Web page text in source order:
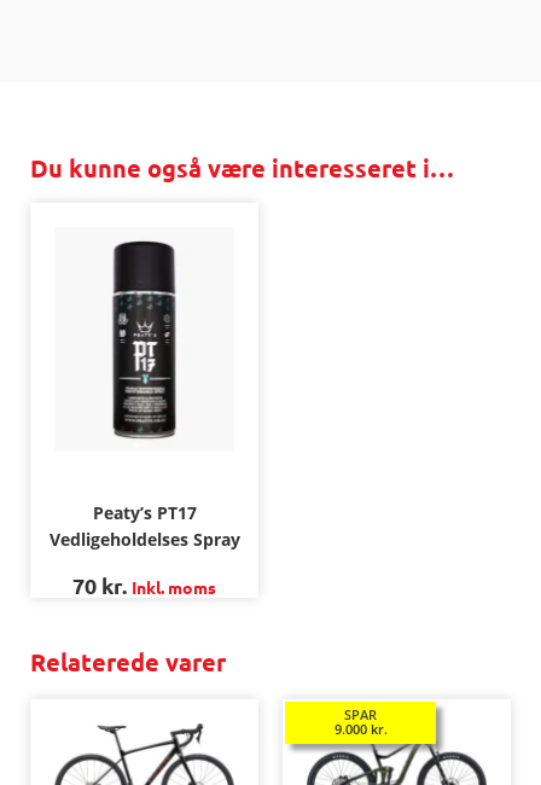
Du kunne også være interesseret i…
Peaty’s PT17
Vedligeholdelses Spray
70 kr. Inkl. moms
Relaterede varer
SPAR
9.000 kr.